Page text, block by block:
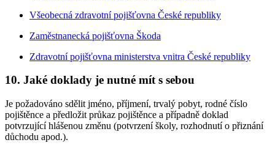
Všeobecná zdravotní pojišťovna České republiky
Zaměstnanecká pojišťovna Škoda
Zdravotní pojišťovna ministerstva vnitra České republiky
10. Jaké doklady je nutné mít s sebou
Je požadováno sdělit jméno, příjmení, trvalý pobyt, rodné číslo
pojištěnce a předložit průkaz pojištěnce a případně doklad
potvrzující hlášenou změnu (potvrzení školy, rozhodnutí o přiznání
důchodu apod.).